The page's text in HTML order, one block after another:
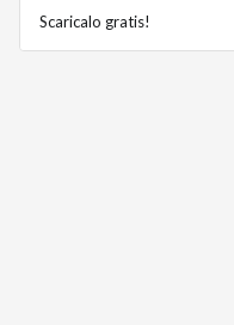
Scaricalo gratis!